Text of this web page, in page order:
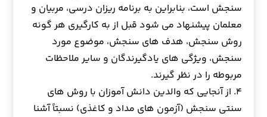
سنجش است، بنابراین به برنامه ریزان درسی، مربیان و
معلمان پیشنهاد می شود قبل از به کارگیری هر گونه
روش سنجش، هدف های سنجش، موضوع مورد
سنجش، ویژگی های یادگیرندگان و سایر ملاحظات
مربوطه را در نظر گیرند.
۴. از آنجایی که والدین دانش آموزان با روش های
سنتی سنجش (آزمون های مداد و کاغذی) نسبتاً آشنا